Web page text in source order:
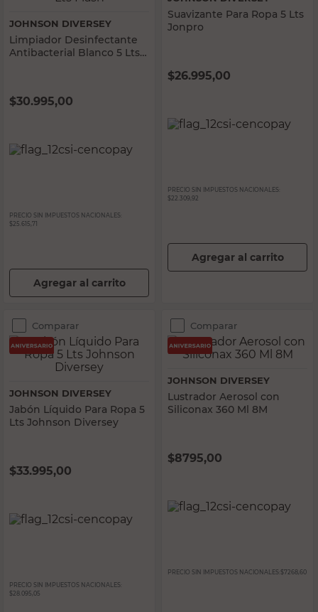
JOHNSON DIVERSEY
Limpiador Desinfectante
Antibacterial Blanco 5 Lts
$30.995,00
PRECIO SIN IMPUESTOS NACIONALES:
$25.615,71
Agregar al carrito
Suavizante Para Ropa 5 Lts
Jonpro
$26.995,00
PRECIO SIN IMPUESTOS NACIONALES:
$22.309,92
Agregar al carrito
Comparar
JOHNSON DIVERSEY
Jabón Líquido Para Ropa 5
Lts Johnson Diversey
$33.995,00
PRECIO SIN IMPUESTOS NACIONALES:
$28.095,05
Comparar
JOHNSON DIVERSEY
Lustrador Aerosol con
Siliconax 360 Ml 8M
$8795,00
PRECIO SIN IMPUESTOS NACIONALES: $7268,60